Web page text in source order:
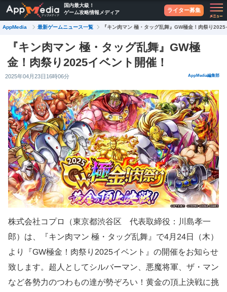
国内最大級！
ゲーム攻略情報メディア
ライター募集
AppMedia 最新ゲームニュース一覧 『キン肉マン 極・タッグ乱舞』GW極金！肉祭り
『キン肉マン 極・タッグ乱舞』GW極
金！肉祭り2025イベント開催！
2025年04月23日16時06分 AppMedia編集部
株式会社コプロ（東京都渋谷区 代表取締役：川島孝一
郎）は、『キン肉マン 極・タッグ乱舞』で4月24日（木）
より『GW極金！肉祭り2025イベント』の開催をお知らせ
致します。超人としてシルバーマン、悪魔将軍、ザ・マン
など各勢力のつわもの達が勢ぞろい！黄金の頂上決戦に挑